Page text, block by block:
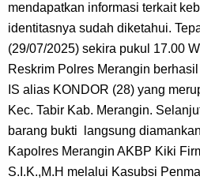
mendapatkan informasi terkait
identitasnya sudah diketahui.
(29/07/2025) sekira pukul 17.00
Reskrim Polres Merangin
IS alias KONDOR (28) yang
Kec. Tabir Kab. Merangin.
barang bukti  langsung
Kapolres Merangin AKBP Kiki
S.I.K.,M.H melalui Kasubsi